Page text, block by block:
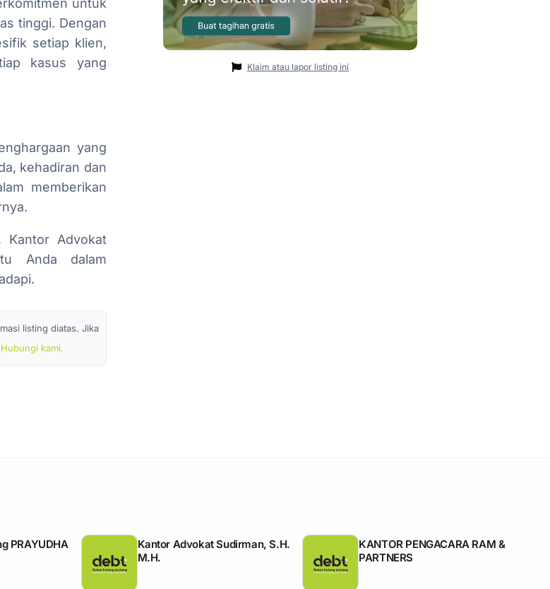
tinggi. Dengan
setiap klien,
kasus yang
yang
kehadiran dan
memberikan
Kantor Advokat
Anda dalam
listing diatas. Jika
Hubungi kami.
Klaim atau lapor listing ini
PRAYUDHA
Kantor Advokat Sudirman, S.H.
M.H.
KANTOR PENGACARA RAM &
PARTNERS